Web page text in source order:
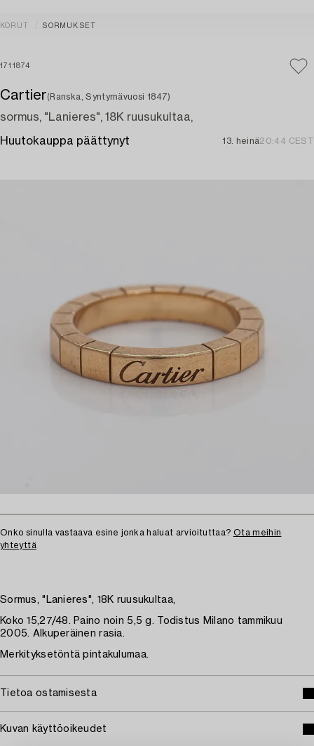
KORUT SORMUKSET
1711874
Cartier(Ranska, Syntymävuosi 1847)
sormus, "Lanieres", 18K ruusukultaa,
Huutokauppa päättynyt 13. heinä20:44 CEST
Onko sinulla vastaava esine jonka haluat arvioituttaa? Ota meihin
yhteyttä
Sormus, "Lanieres", 18K ruusukultaa,
Koko 15,27/48. Paino noin 5,5 g. Todistus Milano tammikuu
2005. Alkuperäinen rasia.
Merkityksetöntä pintakulumaa.
Tietoa ostamisesta
Kuvan käyttöoikeudet